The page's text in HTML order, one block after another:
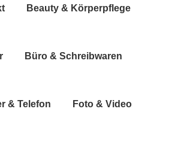
Beau­ty & Körperpflege
Büro & Schreibwaren
& Telefon Foto & Video